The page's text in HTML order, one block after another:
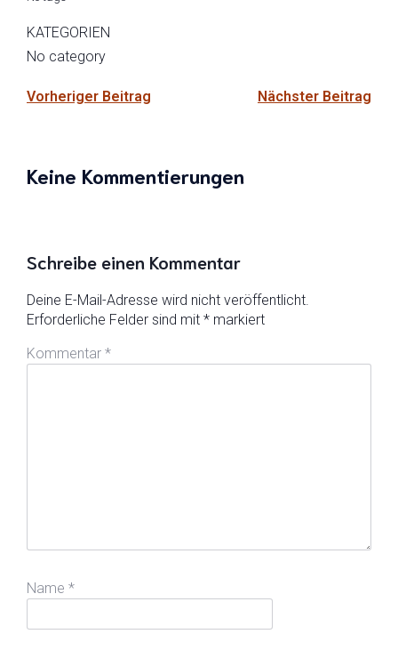
KATEGORIEN
No category
Vorheriger Beitrag Nächster Beitrag
Keine Kommentierungen
Schreibe einen Kommentar
Deine E-Mail-Adresse wird nicht veröffentlicht.
Erforderliche Felder sind mit * markiert
Kommentar *
Name *